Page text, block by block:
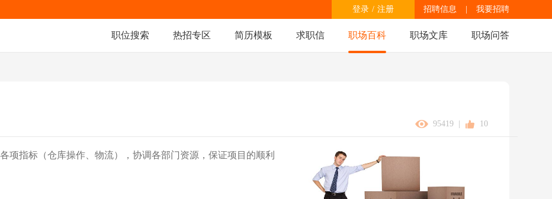
招聘信息 我要招聘
登录 / 注册
职位搜索 热招专区 简历模板 求职信 职场百科 职场文库 职场问答
95419 10
项指标（仓库操作、物流），协调各部门资源，保证项目的顺利